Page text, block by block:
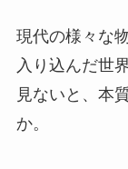
現代の様々な
入り込んだ世
見ないと、本
か。